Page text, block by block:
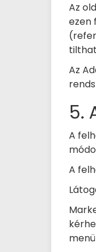
Az
ezen
Az
5.
A
A